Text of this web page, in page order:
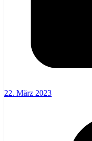
22. März 2023